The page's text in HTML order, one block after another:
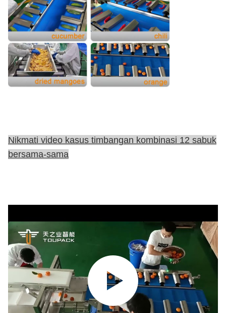
Nikmati video kasus timbangan kombinasi 12 sabuk
bersama-sama